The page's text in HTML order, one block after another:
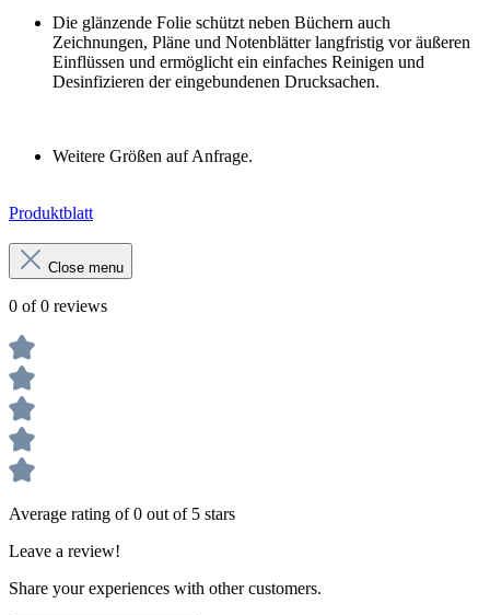
Die glänzende Folie schützt neben Büchern auch
Zeichnungen, Pläne und Notenblätter langfristig vor äußeren
Einflüssen und ermöglicht ein einfaches Reinigen und
Desinfizieren der eingebundenen Drucksachen.
Weitere Größen auf Anfrage.
Produktblatt
Close menu
0 of 0 reviews
Average rating of 0 out of 5 stars
Leave a review!
Share your experiences with other customers.